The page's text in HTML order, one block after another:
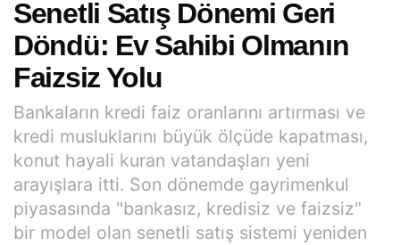
Senetli Satış Dönemi Geri
Döndü: Ev Sahibi Olmanın
Faizsiz Yolu
Bankaların kredi faiz oranlarını artırması ve
kredi musluklarını büyük ölçüde kapatması,
konut hayali kuran vatandaşları yeni
arayışlara itti. Son dönemde gayrimenkul
piyasasında "bankasız, kredisiz ve faizsiz"
bir model olan senetli satış sistemi yeniden